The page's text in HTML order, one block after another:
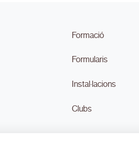
Formació
Formularis
Instal·lacions
Clubs